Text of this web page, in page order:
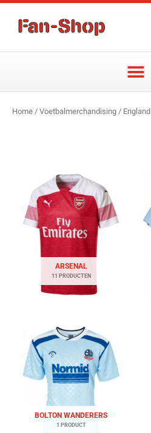
Ga
Home / Voetbalmerchandising / England
ARSENAL
11 PRODUCTEN
BOLTON WANDERERS
1 PRODUCT